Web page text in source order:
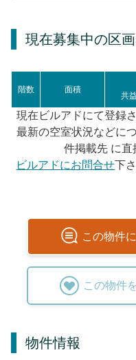
現在募集中の区画
階数 面積
共
現在ビルアドにて登録
最新の空室状況などに
件掲載先 に直
ビルアドにお問合せ下
この物件
この物件
物件情報